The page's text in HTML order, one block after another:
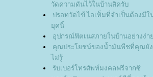
วัดความดันไว้ในบ้านสิครับ
ปรอทวัดไข้ ไอเท็มที่จำเป็นต้องมีใ
ุคนี้
อุปกรณ์ฟิตเนสภายในบ้านอย่างง่า
คุณประโยชน์ของน้ำมันพืชที่คุณยัง
ไม่รู้
รับเบอร์โทรศัพท์มงคลฟรีจากซิ